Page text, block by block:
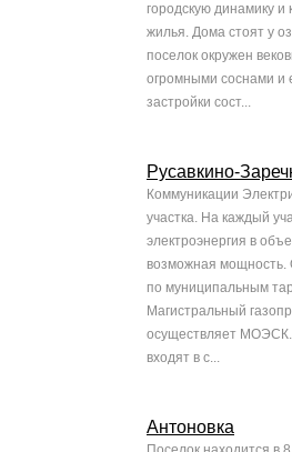
городскую динамику и
жилья. Дома стоят у
поселок окружен
огромными соснами
застройки сост...
Русавкино-
Коммуникации
участка. На каждый
электроэнергия в
возможная мощность.
по муниципальным
Магистральный
осуществляет МОЭСК.
входят в с...
Антоновка